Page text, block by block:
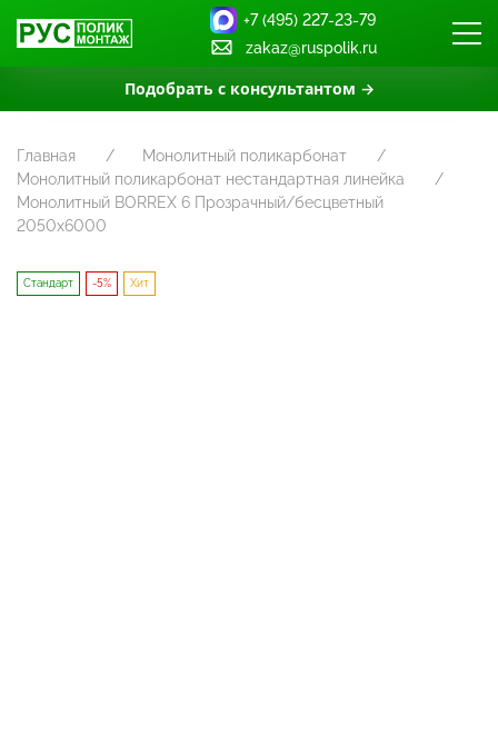
Подобрать с консультантом →
+7 (495) 227-23-79
zakaz@ruspolik.ru
Главная
Монолитный поликарбонат
Монолитный поликарбонат нестандартная линейка
Монолитный BORREX 6 Прозрачный/бесцветный
2050х6000
Стандарт -5% Хит